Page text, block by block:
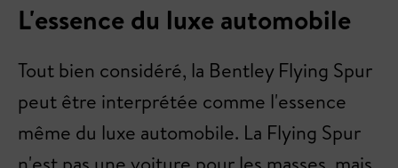
L'essence du luxe automobile
Tout bien considéré, la Bentley Flying Spur
peut être interprétée comme l'essence
même du luxe automobile. La Flying Spur